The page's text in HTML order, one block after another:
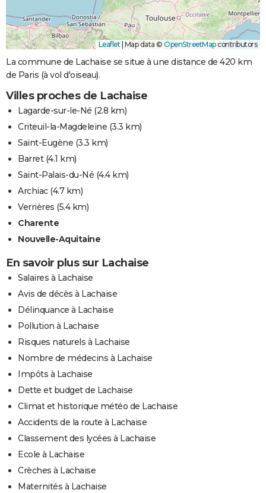
Leaflet Map data © OpenStreetMapcontributors
La commune de Lachaise se situe à une distance de 420 km
de Paris (à vol d'oiseau).
Villes proches de Lachaise
Lagarde-sur-le-Né (2.8 km)
Criteuil-la-Magdeleine (3.3 km)
Saint-Eugène (3.3 km)
Barret(4.1 km)
Saint-Palais-du-Né (4.4 km)
Archiac(4.7 km)
Verrières (5.4 km)
Charente
Nouvelle-Aquitaine
En savoir plus sur Lachaise
Salaires à Lachaise
Avis de décès à Lachaise
Délinquance à Lachaise
Pollution à Lachaise
Risques naturels à Lachaise
Nombre de médecins à Lachaise
Impôts à Lachaise
Dette et budget de Lachaise
Climat et historique météo de Lachaise
Accidents de la route à Lachaise
Classement des lycées à Lachaise
Ecole à Lachaise
Crèches à Lachaise
Maternités à Lachaise